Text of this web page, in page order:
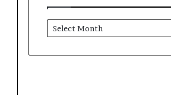
আর্কাইভ